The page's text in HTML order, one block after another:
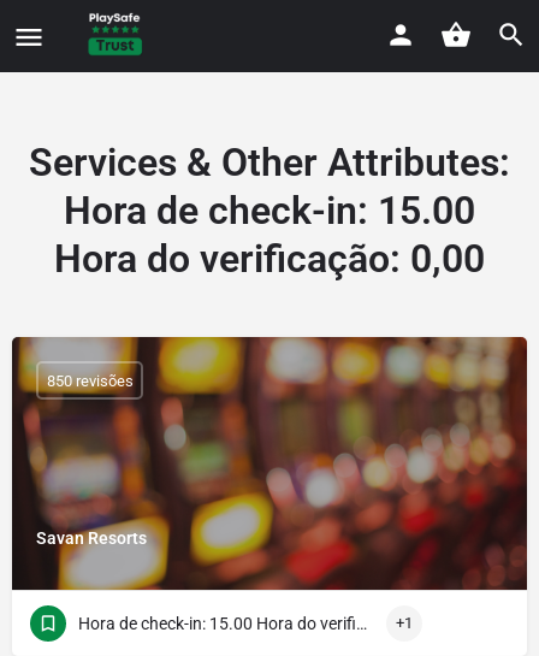
Services & Other Attributes:
Hora de check-in: 15.00
Hora do verificação: 0,00
Savan Resorts
850 revisões
Hora de check-in: 15.00 Hora do verificação: 0,00 +1